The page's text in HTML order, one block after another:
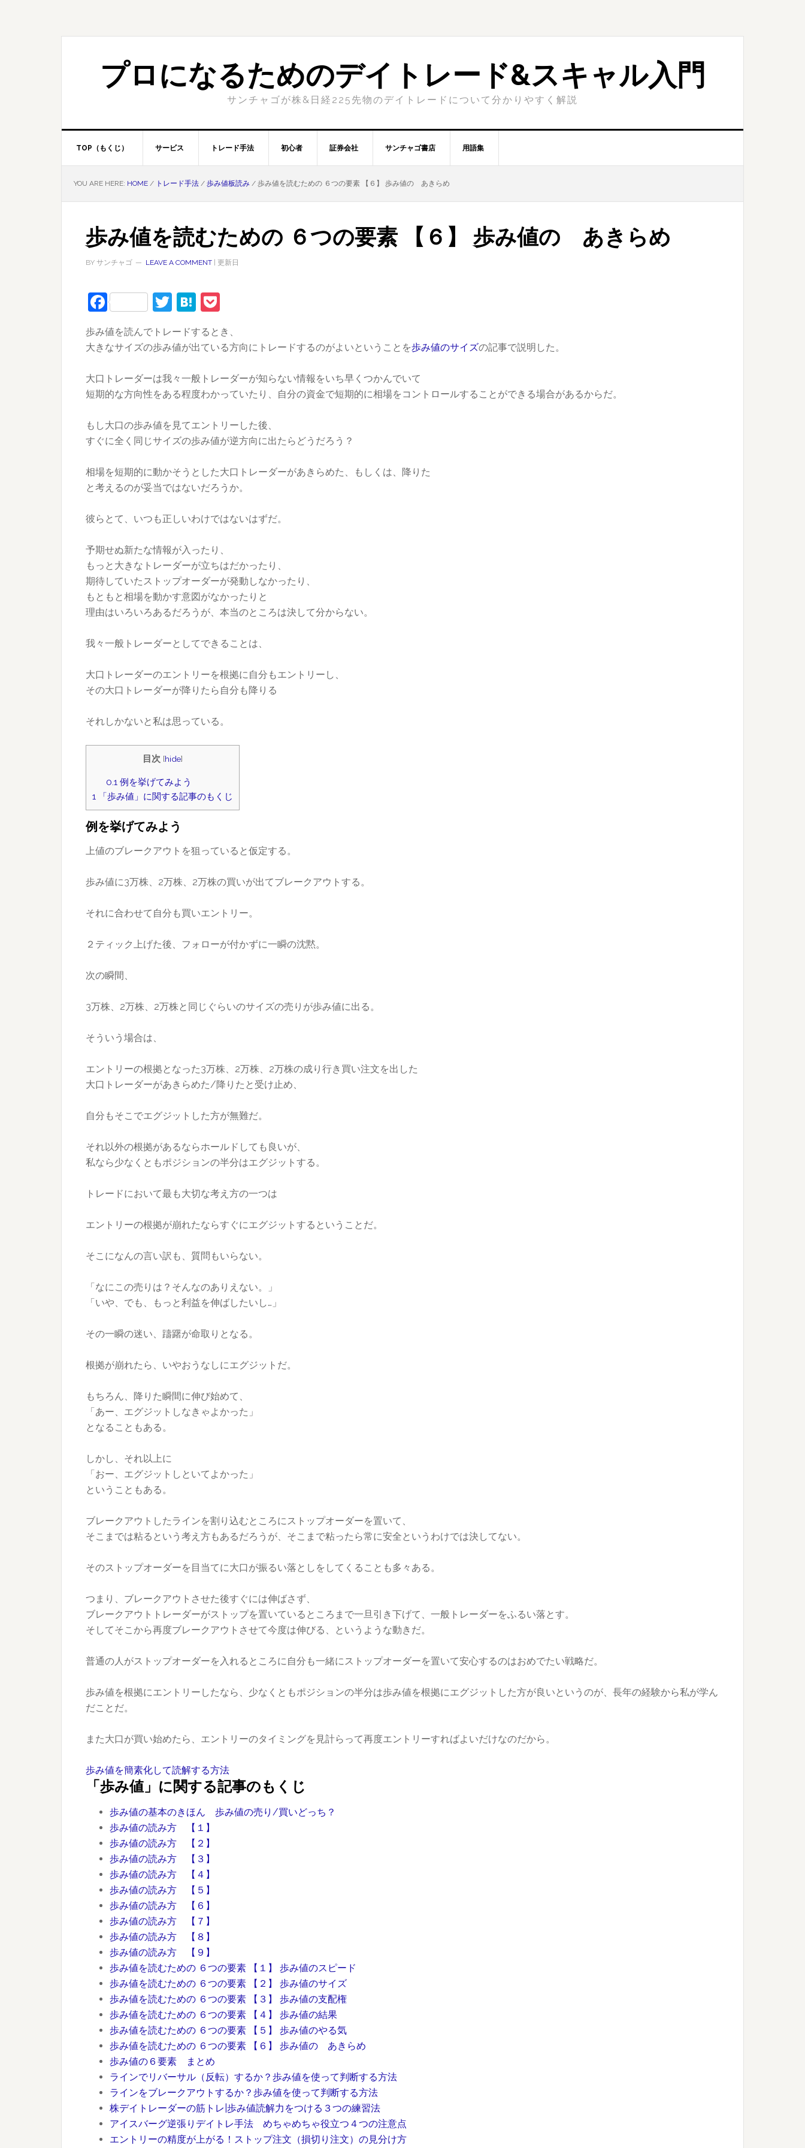
プロになるためのデイトレード&スキャル入門
サンチャゴが株&日経225先物のデイトレードについて分かりやすく解説
TOP（もくじ） サービス トレード手法 初心者 証券会社 サンチャゴ書店 用語集
YOU ARE HERE: HOME / トレード手法 / 歩み値板読み / 歩み値を読むための ６つの要素 【６】 歩み値の あきらめ
歩み値を読むための ６つの要素 【６】 歩み値の あきらめ
BY サンチャゴ LEAVE A COMMENT | 更新日
FacebookTwitterHatena
歩み値を読んでトレードするとき、
大きなサイズの歩み値が出ている方向にトレードするのがよいということを歩み値のサイズの記事で説明した。
大口トレーダーは我々一般トレーダーが知らない情報をいち早くつかんでいて
短期的な方向性をある程度わかっていたり、自分の資金で短期的に相場をコントロールすることができる場合があるからだ。
もし大口の歩み値を見てエントリーした後、
すぐに全く同じサイズの歩み値が逆方向に出たらどうだろう？
相場を短期的に動かそうとした大口トレーダーがあきらめた 、もしくは、降りた
と考えるのが妥当ではないだろうか。
彼らとて、いつも正しいわけではないはずだ。
予期せぬ新たな情報が入ったり、
もっと大きなトレーダーが立ちはだかったり、
期待していたストップオーダーが発動しなかったり、
もともと相場を動かす意図がなかったりと
理由はいろいろあるだろうが、本当のところは決して分からない。
我々一般トレーダーとしてできることは、
大口トレーダーのエントリーを根拠に自分もエントリーし、
その大口トレーダーが降りたら自分も降りる
それしかないと私は思っている。
目次 [hide]
0.1例を挙げてみよう
1 「歩み値」に関する記事のもくじ
例を挙げてみよう
上値のブレークアウトを狙っていると仮定する。
歩み値に3万株、2万株、2万株の買いが出てブレークアウトする。
それに合わせて自分も買いエントリー。
２ティック上げた後、フォローが付かずに一瞬の沈黙。
次の瞬間、
3万株、2万株、2万株と同じぐらいのサイズの売りが歩み値に出る。
そういう場合は、
エントリーの根拠となった3万株、2万株、2万株の成り行き買い注文を出した
大口トレーダーがあきらめた/降りた と受け止め、
自分もそこでエグジットした方が無難だ。
それ以外の根拠があるならホールドしても良いが、
私なら少なくともポジションの半分はエグジットする。
トレードにおいて最も大切な考え方の一つは
エントリーの根拠が崩れたならすぐにエグジットするということだ。
そこになんの言い訳も、質問もいらない。
「なにこの売りは？そんなのありえない。」
「いや、でも、もっと利益を伸ばしたいし…」
その一瞬の迷い、躊躇が命取りとなる。
根拠が崩れたら、いやおうなしにエグジットだ。
もちろん、降りた瞬間に伸び始めて、
「あー、エグジットしなきゃよかった」
となることもある。
しかし、それ以上に
「おー、エグジットしといてよかった」
ということもある。
ブレークアウトしたラインを割り込むところにストップオーダーを置いて、
そこまでは粘るという考え方もあるだろうが、そこまで粘ったら常に安全というわけでは決してない。
そのストップオーダーを目当てに大口が振るい落としをしてくることも多々ある。
つまり、ブレークアウトさせた後すぐには伸ばさず、
ブレークアウトトレーダーがストップを置いているところまで一旦引き下げて、一般トレーダーをふるい落とす。
そしてそこから再度ブレークアウトさせて今度は伸びる、というような動きだ。
普通の人がストップオーダーを入れるところに自分も一緒にストップオーダーを置いて安心するのはおめでたい戦略だ。
歩み値を根拠にエントリーしたなら、少なくともポジションの半分は歩み値を根拠にエグジットした方が良いというのが、長年の経験から私が学ん
だことだ。
また大口が買い始めたら、エントリーのタイミングを見計らって再度エントリーすればよいだけなのだから。
歩み値を簡素化して読解する方法
「歩み値」に関する記事のもくじ
歩み値の基本のきほん 歩み値の売り/買いどっち？
歩み値の読み方 【１】
歩み値の読み方 【２】
歩み値の読み方 【３】
歩み値の読み方 【４】
歩み値の読み方 【５】
歩み値の読み方 【６】
歩み値の読み方 【７】
歩み値の読み方 【８】
歩み値の読み方 【９】
歩み値を読むための ６つの要素 【１】 歩み値のスピード
歩み値を読むための ６つの要素 【２】 歩み値のサイズ
歩み値を読むための ６つの要素 【３】 歩み値の支配権
歩み値を読むための ６つの要素 【４】 歩み値の結果
歩み値を読むための ６つの要素 【５】 歩み値のやる気
歩み値を読むための ６つの要素 【６】 歩み値の あきらめ
歩み値の６要素 まとめ
ラインでリバーサル（反転）するか？歩み値を使って判断する方法
ラインをブレークアウトするか？歩み値を使って判断する方法
株デイトレーダーの筋トレ|歩み値読解力をつける３つの練習法
アイスバーグ逆張りデイトレ手法 めちゃめちゃ役立つ４つの注意点
エントリーの精度が上がる！ストップ注文（損切り注文）の見分け方